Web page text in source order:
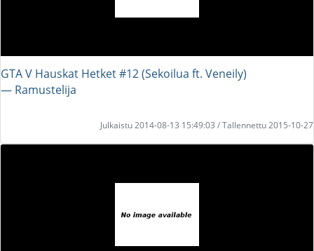
GTA V Hauskat Hetket #12 (Sekoilua ft. Veneily)
― Ramustelija
Julkaistu 2014-08-13 15:49:03 / Tallennettu 2015-10-27